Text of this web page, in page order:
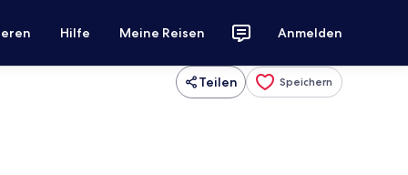
Hilfe Meine Reisen Anmelden
Teilen Speichern